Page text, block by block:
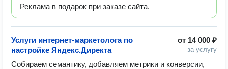
Реклама в подарок при заказе сайта.
от 14 000 ₽
за услугу
Услуги интернет-маркетолога по
настройке Яндекс.Директа
Собираем семантику, добавляем метрики и конверсии,